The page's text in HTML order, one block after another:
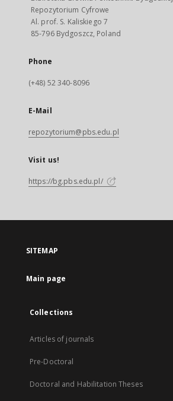
Repozytorium Cyfrowe
Al. prof. S. Kaliskiego 7
85-796 Bydgoszcz, Poland
Phone
(+48) 52 340-8096
E-Mail
repozytorium@pbs.edu.pl
Visit us!
https://bg.pbs.edu.pl/
SITEMAP
Main page
Collections
Articles of journals
Pre-Doctoral
Doctoral and Habilitation Theses